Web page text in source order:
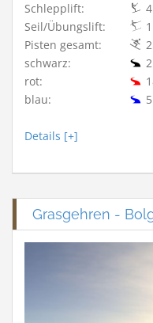
Schlepplift:
4
Seil/Übungslift:
1
Pisten gesamt:
schwarz:
rot:
blau:
Details [+]
Grasgehren -